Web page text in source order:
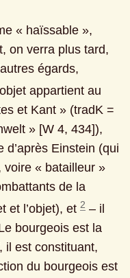
« haïssable »,
on verra plus tard,
égards,
appartient au
et Kant » (tradK =
» [W 4, 434]),
d’après Einstein (qui
« batailleur »
de la
et l’objet), et 2 ‒ il
bourgeois est la
il est constituant,
du bourgeois est